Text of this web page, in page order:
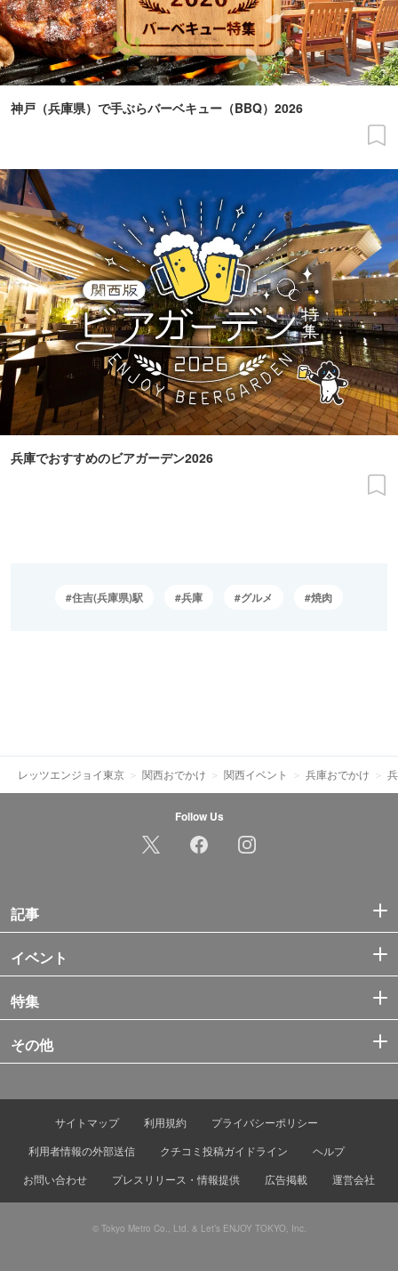
神戸（兵庫県）で手ぶらバーベキュー（BBQ）2026
兵庫でおすすめのビアガーデン2026
住吉(兵庫県)駅 兵庫 グルメ 焼肉
レッツエンジョイ東京 関西おでかけ 関西イベント 兵庫おでかけ
Follow Us
記事
イベント
特集
その他
サイトマップ 利用規約
プライバシーポリシー
利用者情報の外部送信
クチコミ投稿ガイドライン
ヘルプ
お問い合わせ
プレスリリース・情報提供 広告掲載 運営会社
© Tokyo Metro Co., Ltd. & Let’s ENJOY TOKYO, Inc.